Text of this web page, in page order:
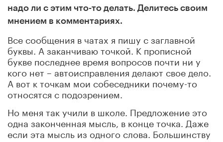
надо ли с этим что-то делать. Делитесь своим
мнением в комментариях.
Все сообщения в чатах я пишу с заглавной
буквы. А заканчиваю точкой. К прописной
букве последнее время вопросов почти ни у
кого нет – автоисправления делают свое дело.
А вот к точкам мои собеседники почему-то
относятся с подозрением.
Но меня так учили в школе. Предложение это
одна законченная мысль, в конце точка. Даже
если эта мысль из одного слова. Большинству